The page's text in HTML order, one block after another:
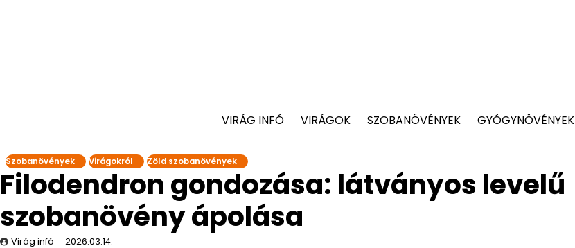
VIRÁG INFÓ VIRÁGOK SZOBANÖVÉNYEK GYÓGYNÖVÉNYEK
Szobanövények Virágokról Zöld szobanövények
Filodendron gondozása: látványos levelű
szobanövény ápolása
Virág infó 2026.03.14.